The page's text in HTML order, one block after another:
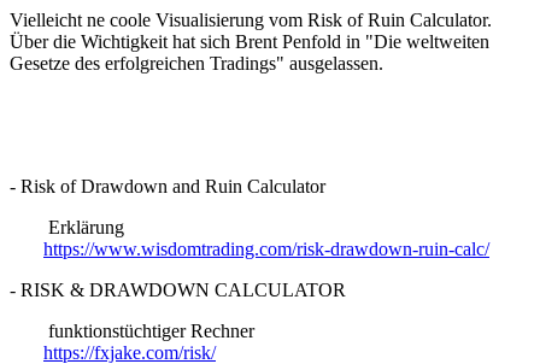
Vielleicht ne coole Visualisierung vom Risk of Ruin Calculator.
Über die Wichtigkeit hat sich Brent Penfold in "Die weltweiten
Gesetze des erfolgreichen Tradings" ausgelassen.
- Risk of Drawdown and Ruin Calculator
Erklärung
https://www.wisdomtrading.com/risk-drawdown-ruin-calc/
- RISK & DRAWDOWN CALCULATOR
funktionstüchtiger Rechner
https://fxjake.com/risk/